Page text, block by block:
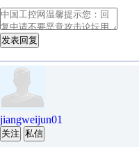
发表回复
jiangweijun01
关注 私信